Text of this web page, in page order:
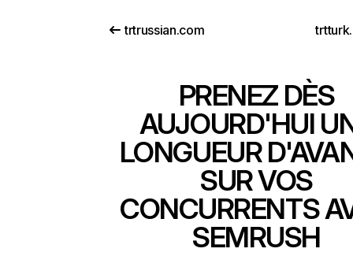
trtrussian.com
PRENEZ DÈS
AUJOURD'HUI
LONGUEUR
SUR VOS
CONCURRENTS
SEMRUSH